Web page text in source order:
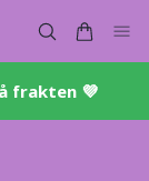
frakten 💜​